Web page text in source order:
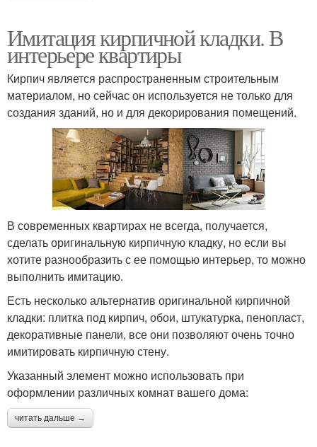
Имитация кирпичной кладки. В
интерьере квартиры
Кирпич является распространенным строительным
материалом, но сейчас он используется не только для
создания зданий, но и для декорирования помещений.
В современных квартирах не всегда, получается,
сделать оригинальную кирпичную кладку, но если вы
хотите разнообразить с ее помощью интерьер, то можно
выполнить имитацию.
Есть несколько альтернатив оригинальной кирпичной
кладки: плитка под кирпич, обои, штукатурка, пенопласт,
декоративные панели, все они позволяют очень точно
имитировать кирпичную стену.
Указанный элемент можно использовать при
оформлении различных комнат вашего дома:
читать дальше →